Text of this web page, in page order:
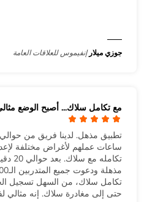
جوزي ميلار إنفيموس للعلاقات العامة
مع تكامل سلاك... أصبح الوضع
ساعات عملهم لأغراض مختلفة
تكامل سلاك، من السهل تسجيل
حتى إلى مغادرة سلاك. إنه مثالي